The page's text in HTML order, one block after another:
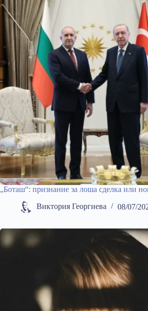
„Боташ“: признание за лоша сделка или
Виктория Георгиева 08/07/